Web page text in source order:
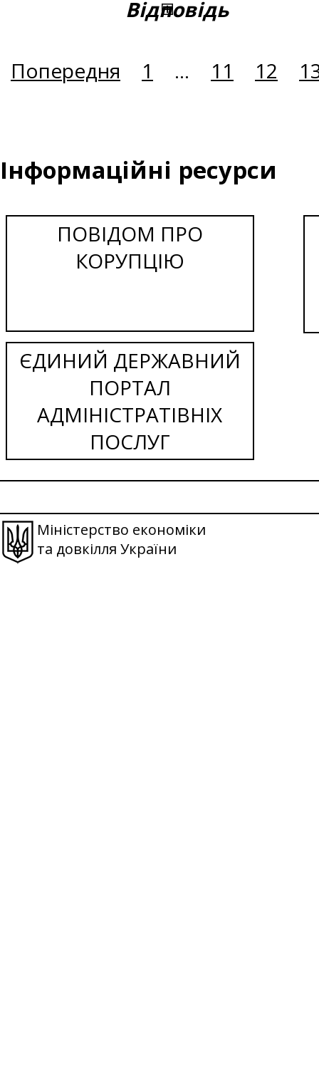
Відповідь
Попередня 1 ... 11 12
Інформаційні ресурси
ПОВІДОМ ПРО
КОРУПЦІЮ
ЄДИНИЙ ДЕРЖАВНИЙ
ПОРТАЛ
АДМІНІСТРАТІВНІХ
ПОСЛУГ
Міністерство економіки
та довкілля України